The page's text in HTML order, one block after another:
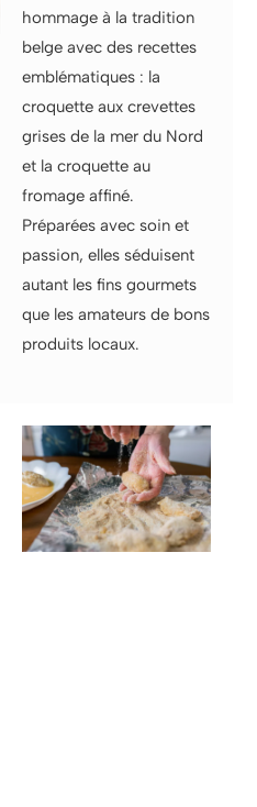
hommage à la tradition
belge avec des recettes
emblématiques : la
croquette aux crevettes
grises de la mer du Nord
et la croquette au
fromage affiné.
Préparées avec soin et
passion, elles séduisent
autant les fins gourmets
que les amateurs de bons
produits locaux.